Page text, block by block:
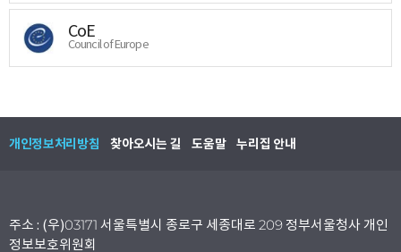
CoE
Council of Europe
개인정보처리방침 찾아오시는 길 도움말 누리집 안내
주소 : (우)03171 서울특별시 종로구 세종대로 209 정부서울청사 개인
정보보호위원회